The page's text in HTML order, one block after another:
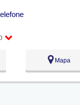
Mapa